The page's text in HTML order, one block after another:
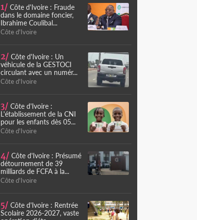
1/ Côte d'Ivoire : Fraude
dans le domaine foncier,
Ibrahime Coulibal...
Côte d'Ivoire
2/ Côte d'Ivoire : Un
véhicule de la GESTOCI
circulant avec un numér...
Côte d'Ivoire
3/ Côte d'Ivoire :
L'établissement de la CNI
pour les enfants dès 05...
Côte d'Ivoire
4/ Côte d'Ivoire : Présumé
détournement de 39
milliards de FCFA à la...
Côte d'Ivoire
5/ Côte d'Ivoire : Rentrée
Scolaire 2026-2027, vaste